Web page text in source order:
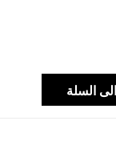
السلة